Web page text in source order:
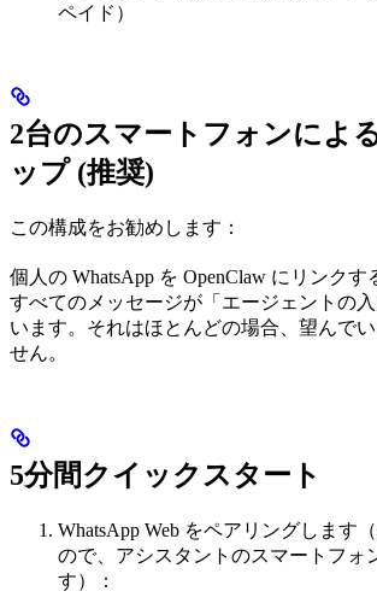
ペイド）
2台のスマートフォンによ
ップ (推奨)
この構成をお勧めします：
個人の WhatsApp を OpenClaw にリンク
すべてのメッセージが「エージェントの
います。それはほとんどの場合、望んで
せん。
5分間クイックスタート
WhatsApp Web をペアリングします
ので、アシスタントのスマートフォ
す）：